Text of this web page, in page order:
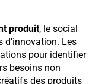
produit, le social
d’innovation. Les
pour identifier
besoins non
des produits